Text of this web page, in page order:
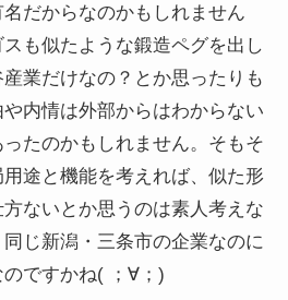
だからなのかもしれません
も似たような鍛造ペグを出し
業だけなの？とか思ったりも
内情は外部からはわからない
たのかもしれません。そもそ
途と機能を考えれば、似た形
ないとか思うのは素人考えな
じ新潟・三条市の企業なのに
ですかね( ；∀；)